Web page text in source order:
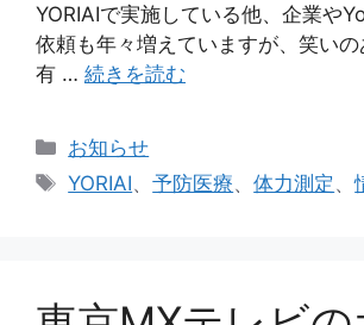
YORIAIで実施している他、企業や
依頼も年々増えていますが、笑いの
有 … 続きを読む
カ
テ
お知らせ
タ
YORIAI、予防医療、体力測定 、